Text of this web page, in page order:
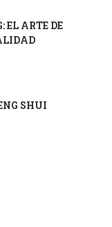
EL ARTE DE
SHUI